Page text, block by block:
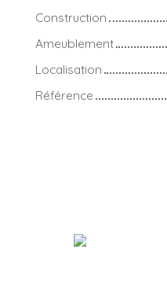
Construction
Ameublement
Localisation
Référence